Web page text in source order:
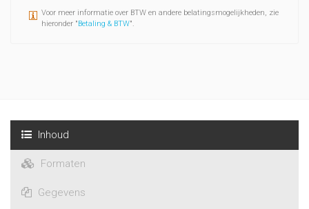
Voor meer informatie over BTW en andere belatingsmogelijkheden, zie
hieronder "Betaling & BTW".
Inhoud
Formaten
Gegevens